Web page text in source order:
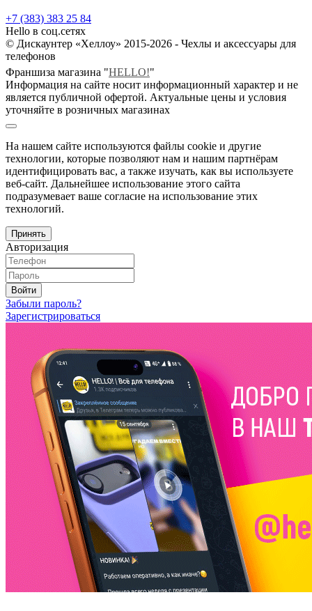
+7 (383) 383 25 84
Hello в соц.сетях
© Дискаунтер «Хеллоу» 2015-2026 - Чехлы и аксессуары для
телефонов
Франшиза магазина "HELLO!"
Информация на сайте носит информационный характер и не
является публичной офертой. Актуальные цены и условия
уточняйте в розничных магазинах
На нашем сайте используются файлы cookie и другие
технологии, которые позволяют нам и нашим партнёрам
идентифицировать вас, а также изучать, как вы используете
веб-сайт. Дальнейшее использование этого сайта
подразумевает ваше согласие на использование этих
технологий.
Принять
Авторизация
Войти
Забыли пароль?
Зарегистрироваться